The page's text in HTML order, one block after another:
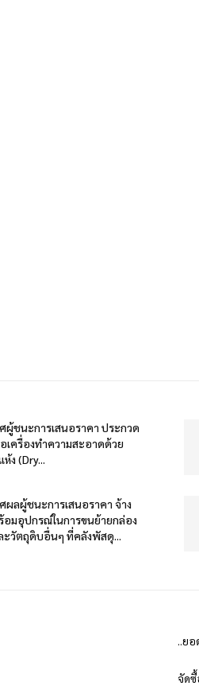
ผู้ชนะการเสนอราคา ประกวด
เครื่องทำความสะอาดด้วย
ง (Dry...
ผลผู้ชนะการเสนอราคา จ้าง
อมอุปกรณ์ในการขนย้ายกล่อง
ะวัตถุดิบอื่นๆ ที่คลังพัสดุ...
..ยอ
จัดซื้